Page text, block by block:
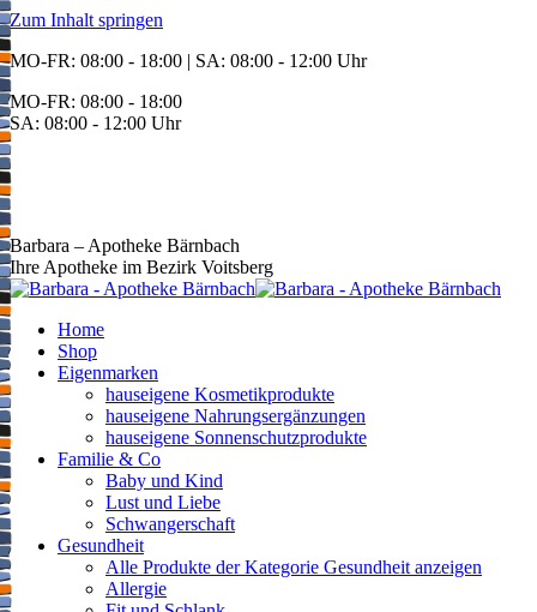
Zum Inhalt springen
MO-FR: 08:00 - 18:00 | SA: 08:00 - 12:00 Uhr
MO-FR: 08:00 - 18:00
SA: 08:00 - 12:00 Uhr
BEREITSCHAFT
+43 3142 62553
Barbara – Apotheke Bärnbach
Ihre Apotheke im Bezirk Voitsberg
Home
Shop
Eigenmarken
hauseigene Kosmetikprodukte
hauseigene Nahrungsergänzungen
hauseigene Sonnenschutzprodukte
Familie & Co
Baby und Kind
Lust und Liebe
Schwangerschaft
Gesundheit
Alle Produkte der Kategorie Gesundheit anzeigen
Allergie